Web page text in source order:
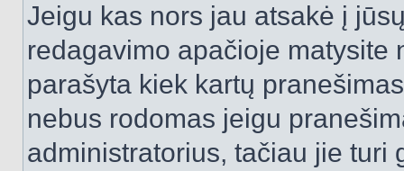
Jeigu kas nors jau atsakė į
redagavimo apačioje matysite
parašyta kiek kartų
nebus rodomas jeigu
administratorius, tačiau jie turi